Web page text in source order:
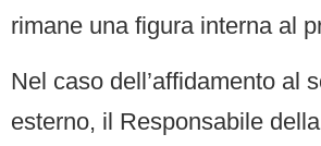
rimane una figura interna al
Nel caso dell’affidamento al
esterno, il Responsabile della